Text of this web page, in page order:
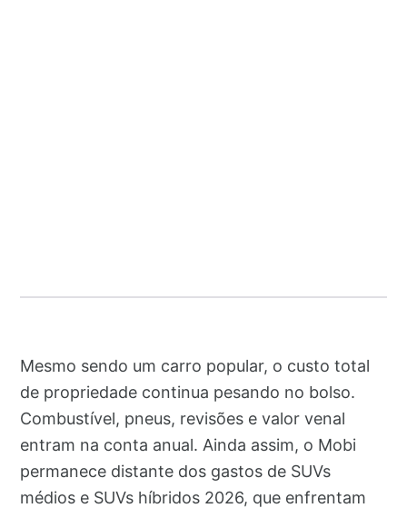
Mesmo sendo um carro popular, o custo total
de propriedade continua pesando no bolso.
Combustível, pneus, revisões e valor venal
entram na conta anual. Ainda assim, o Mobi
permanece distante dos gastos de SUVs
médios e SUVs híbridos 2026, que enfrentam